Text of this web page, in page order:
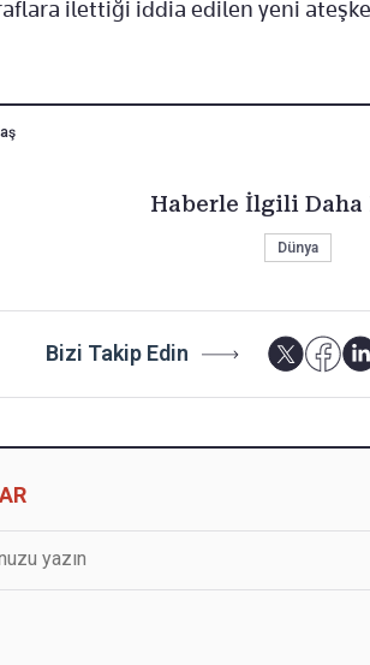
ilettiği iddia edilen yeni
Haberle İlgili Daha
Dünya
Bizi Takip Edin